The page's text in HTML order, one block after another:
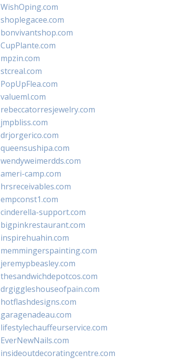
WishOping.com
shoplegacee.com
bonvivantshop.com
CupPlante.com
mpzin.com
stcreal.com
PopUpFlea.com
valueml.com
rebeccatorresjewelry.com
jmpbliss.com
drjorgerico.com
queensushipa.com
wendyweimerdds.com
ameri-camp.com
hrsreceivables.com
empconst1.com
cinderella-support.com
bigpinkrestaurant.com
inspirehuahin.com
memmingerspainting.com
jeremypbeasley.com
thesandwichdepotcos.com
drgiggleshouseofpain.com
hotflashdesigns.com
garagenadeau.com
lifestylechauffeurservice.com
EverNewNails.com
insideoutdecoratingcentre.com